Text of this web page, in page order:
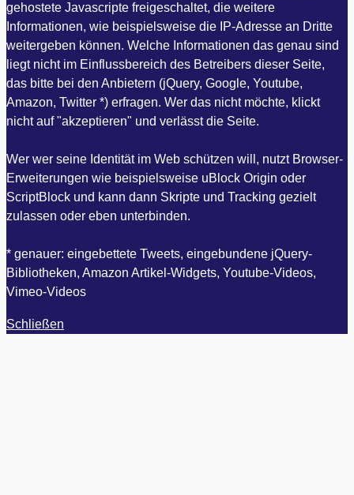
gehostete Javascripte freigeschaltet, die weitere
Informationen, wie beispielsweise die IP-Adresse an Dritte
weitergeben können. Welche Informationen das genau sind
liegt nicht im Einflussbereich des Betreibers dieser Seite,
das bitte bei den Anbietern (jQuery, Google, Youtube,
Amazon, Twitter *) erfragen. Wer das nicht möchte, klickt
nicht auf "akzeptieren" und verlässt die Seite.
Wer wer seine Identität im Web schützen will, nutzt Browser-
Erweiterungen wie beispielsweise uBlock Origin oder
ScriptBlock und kann dann Skripte und Tracking gezielt
zulassen oder eben unterbinden.
* genauer: eingebettete Tweets, eingebundene jQuery-
Bibliotheken, Amazon Artikel-Widgets, Youtube-Videos,
Vimeo-Videos
Schließen